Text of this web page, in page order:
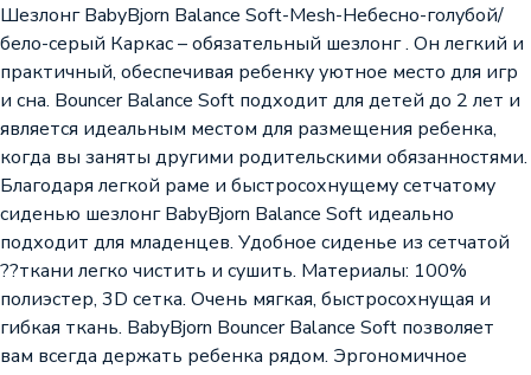
Шезлонг BabyBjorn Balance Soft-Mesh-Небесно-голубой/
бело-серый Каркас – обязательный шезлонг . Он легкий и
практичный, обеспечивая ребенку уютное место для игр
и сна. Bouncer Balance Soft подходит для детей до 2 лет и
является идеальным местом для размещения ребенка,
когда вы заняты другими родительскими обязанностями.
Благодаря легкой раме и быстросохнущему сетчатому
сиденью шезлонг BabyBjorn Balance Soft идеально
подходит для младенцев. Удобное сиденье из сетчатой
??ткани легко чистить и сушить. Материалы: 100%
полиэстер, 3D сетка. Очень мягкая, быстросохнущая и
гибкая ткань. BabyBjorn Bouncer Balance Soft позволяет
вам всегда держать ребенка рядом. Эргономичное